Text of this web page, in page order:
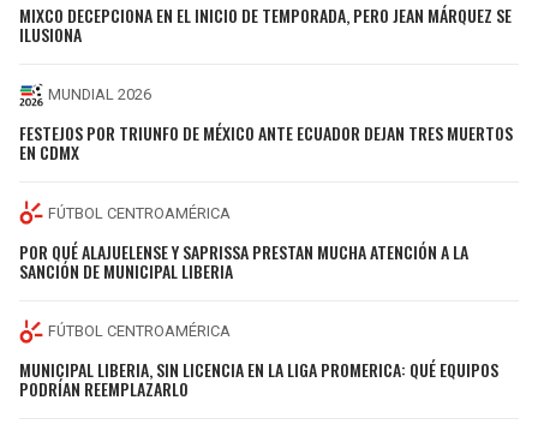
MIXCO DECEPCIONA EN EL INICIO DE TEMPORADA, PERO JEAN MÁRQUEZ SE
ILUSIONA
MUNDIAL 2026
FESTEJOS POR TRIUNFO DE MÉXICO ANTE ECUADOR DEJAN TRES MUERTOS
EN CDMX
FÚTBOL CENTROAMÉRICA
POR QUÉ ALAJUELENSE Y SAPRISSA PRESTAN MUCHA ATENCIÓN A LA
SANCIÓN DE MUNICIPAL LIBERIA
FÚTBOL CENTROAMÉRICA
MUNICIPAL LIBERIA, SIN LICENCIA EN LA LIGA PROMERICA: QUÉ EQUIPOS
PODRÍAN REEMPLAZARLO